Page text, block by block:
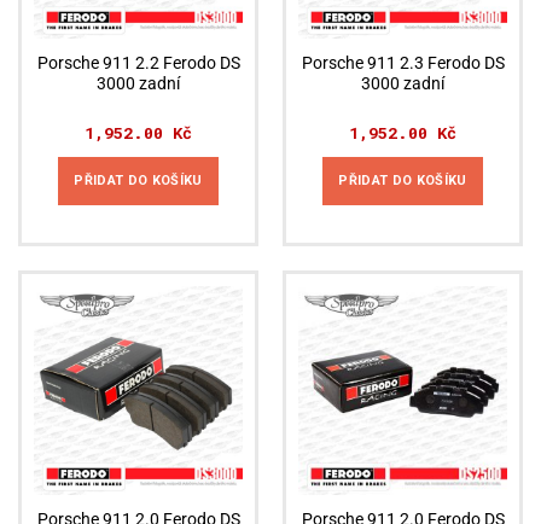
Porsche 911 2.2 Ferodo DS
3000 zadní
1,952.00 Kč
PŘIDAT DO KOŠÍKU
Porsche 911 2.3 Ferodo DS
3000 zadní
1,952.00 Kč
PŘIDAT DO KOŠÍKU
Porsche 911 2.0 Ferodo DS
Porsche 911 2.0 Ferodo DS